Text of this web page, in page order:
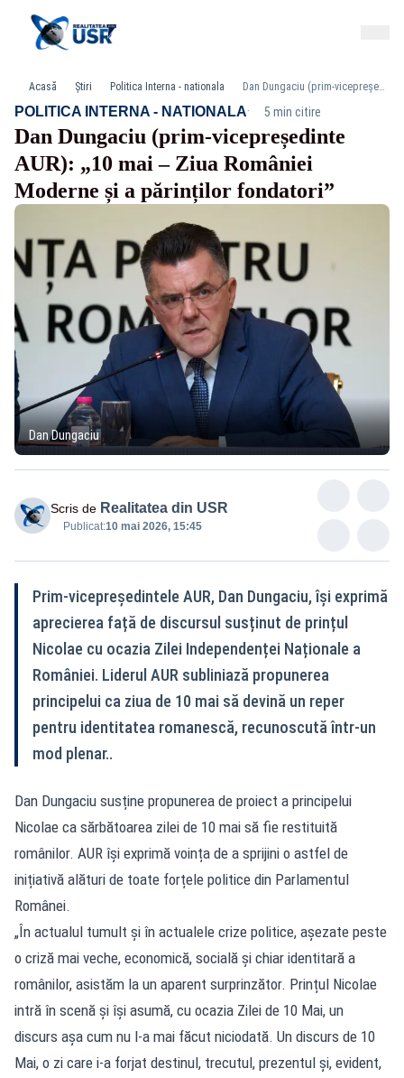
Acasă Știri Politica Interna - nationala Dan Dungaciu (prim-vicepreședinte AUR): „10 mai – Ziua României Moderne și a părinților fondatori”
POLITICA INTERNA - NATIONALA· 5 min citire
Dan Dungaciu (prim-vicepreședinte
AUR): „10 mai – Ziua României
Moderne și a părinților fondatori”
Dan Dungaciu
Scris de Realitatea din USR
Publicat:10 mai 2026, 15:45
Prim-vicepreședintele AUR, Dan Dungaciu, își exprimă
aprecierea față de discursul susținut de prințul
Nicolae cu ocazia Zilei Independenței Naționale a
României. Liderul AUR subliniază propunerea
principelui ca ziua de 10 mai să devină un reper
pentru identitatea romanescă, recunoscută într-un
mod plenar..
Dan Dungaciu susține propunerea de proiect a principelui
Nicolae ca sărbătoarea zilei de 10 mai să fie restituită
românilor. AUR își exprimă voința de a sprijini o astfel de
inițiativă alături de toate forțele politice din Parlamentul
Românei.
„În actualul tumult și în actualele crize politice, așezate peste
o criză mai veche, economică, socială și chiar identitară a
românilor, asistăm la un aparent surprinzător. Prințul Nicolae
intră în scenă și își asumă, cu ocazia Zilei de 10 Mai, un
discurs așa cum nu l-a mai făcut niciodată. Un discurs de 10
Mai, o zi care i-a forjat destinul, trecutul, prezentul și, evident,